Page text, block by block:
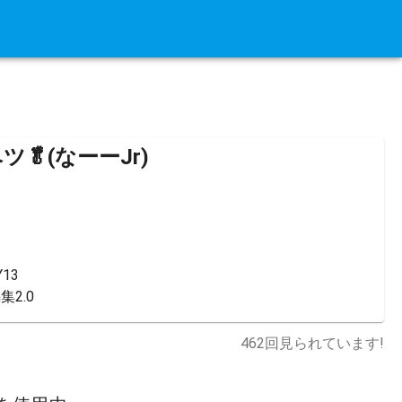
🥬(なーーJr)
2.0
462回見られています!